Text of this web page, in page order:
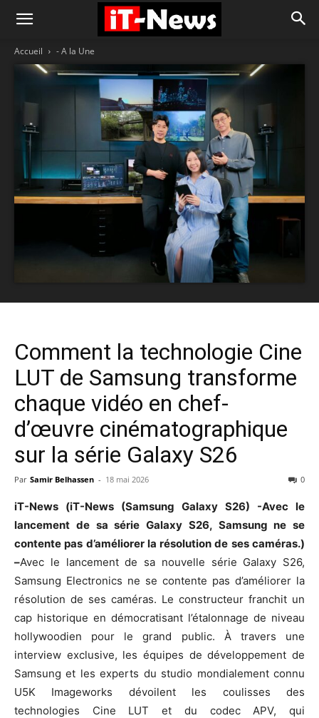
Accueil - A la Une
Comment la technologie Cine
LUT de Samsung transforme
chaque vidéo en chef-
d’œuvre cinématographique
sur la série Galaxy S26
Par Samir Belhassen - 18 mai 2026 0
iT-News (iT-News (Samsung Galaxy S26) -Avec le
lancement de sa série Galaxy S26, Samsung ne se
contente pas d’améliorer la résolution de ses caméras.)
–Avec le lancement de sa nouvelle série Galaxy S26,
Samsung Electronics ne se contente pas d’améliorer la
résolution de ses caméras. Le constructeur franchit un
cap historique en démocratisant l’étalonnage de niveau
hollywoodien pour le grand public. À travers une
interview exclusive, les équipes de développement de
Samsung et les experts du studio mondialement connu
U5K Imageworks dévoilent les coulisses des
technologies Cine LUT et du codec APV, qui